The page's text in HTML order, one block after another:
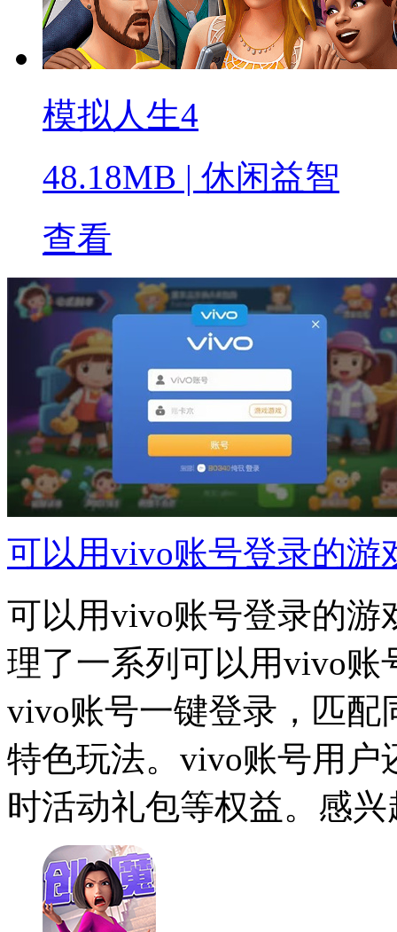
模拟人生4
48.18MB | 休闲益智
查看
可以用vivo账号登录的游
可以用vivo账号登录的游
理了一系列可以用vivo账
vivo账号一键登录，匹配
特色玩法。vivo账号用户
时活动礼包等权益。感